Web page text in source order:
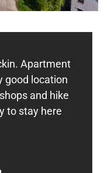
Apartment
good location
and hike
to stay here